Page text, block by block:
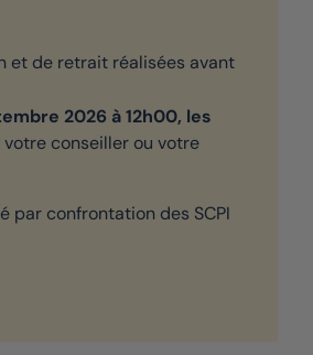
et de retrait réalisées avant
2026 à 12h00, les
votre conseiller ou votre
par confrontation des SCPI